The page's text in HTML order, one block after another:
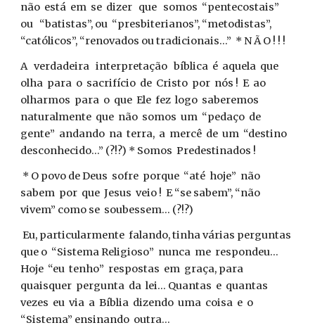
não está em se dizer que somos “pentecostais”
ou “batistas”, ou “presbiterianos”, “metodistas”,
“católicos”, “renovados ou tradicionais...” * N Ã O ! ! !
A verdadeira interpretação bíblica é aquela que
olha para o sacrifício de Cristo por nós ! E ao
olharmos para o que Ele fez logo saberemos
naturalmente que não somos um “pedaço de
gente” andando na terra, a mercê de um “destino
desconhecido...” (?!?) * Somos Predestinados !
* O povo de Deus sofre porque “até hoje” não
sabem por que Jesus veio ! E “se sabem”, “não
vivem” como se soubessem... (?!?)
Eu, particularmente falando, tinha várias perguntas
que o “Sistema Religioso” nunca me respondeu...
Hoje “eu tenho” respostas em graça, para
quaisquer pergunta da lei... Quantas e quantas
vezes eu via a Bíblia dizendo uma coisa e o
“Sistema” ensinando outra...